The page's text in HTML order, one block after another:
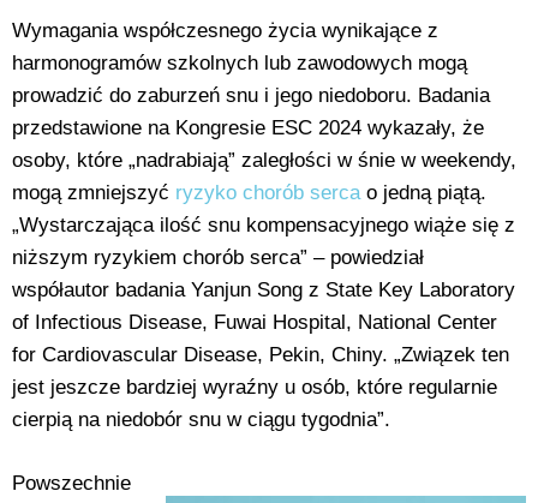
Wymagania współczesnego życia wynikające z
harmonogramów szkolnych lub zawodowych mogą
prowadzić do zaburzeń snu i jego niedoboru. Badania
przedstawione na Kongresie ESC 2024 wykazały, że
osoby, które „nadrabiają” zaległości w śnie w weekendy,
mogą zmniejszyć ryzyko chorób sercao jedną piątą.
„Wystarczająca ilość snu kompensacyjnego wiąże się z
niższym ryzykiem chorób serca” – powiedział
współautor badania Yanjun Song z State Key Laboratory
of Infectious Disease, Fuwai Hospital, National Center
for Cardiovascular Disease, Pekin, Chiny. „Związek ten
jest jeszcze bardziej wyraźny u osób, które regularnie
cierpią na niedobór snu w ciągu tygodnia”.
Powszechnie